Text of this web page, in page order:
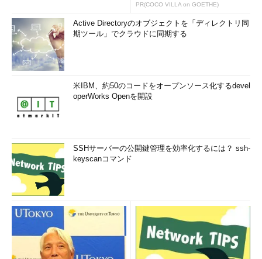
PR(COCO VILLA on GOETHE)
Active Directoryのオブジェクトを「ディレクトリ同
期ツール」でクラウドに同期する
米IBM、約50のコードをオープンソース化するdevel
operWorks Openを開設
SSHサーバーの公開鍵管理を効率化するには？ ssh-
keyscanコマンド